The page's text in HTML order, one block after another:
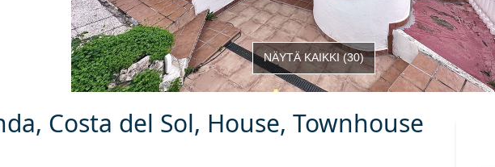
NÄYTÄ KAIKKI(30)
Costa del Sol, House, Townhouse